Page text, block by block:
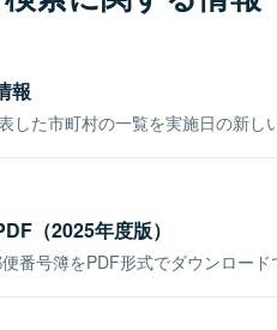
報
した市町村の一覧を実施日の新し
（2025年度版）
番号簿をPDF形式でダウンロード